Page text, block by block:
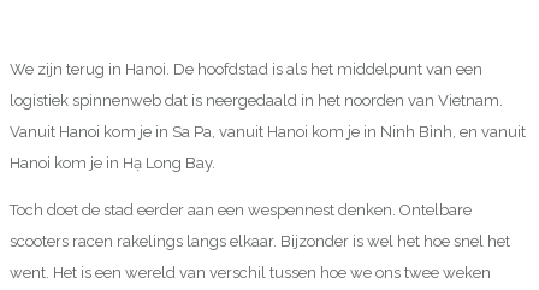
We zijn terug in Hanoi. De hoofdstad is als het middelpunt van een
logistiek spinnenweb dat is neergedaald in het noorden van Vietnam.
Vanuit Hanoi kom je in Sa Pa, vanuit Hanoi kom je in Ninh Bình, en vanuit
Hanoi kom je in Hạ Long Bay.
Toch doet de stad eerder aan een wespennest denken. Ontelbare
scooters racen rakelings langs elkaar. Bijzonder is wel het hoe snel het
went. Het is een wereld van verschil tussen hoe we ons twee weken